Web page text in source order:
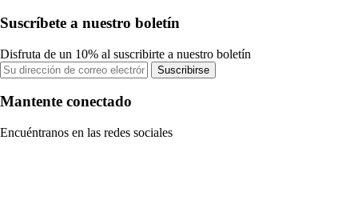
Suscríbete a nuestro boletín
Disfruta de un 10% al suscribirte a nuestro boletín
Suscribirse
Mantente conectado
Encuéntranos en las redes sociales